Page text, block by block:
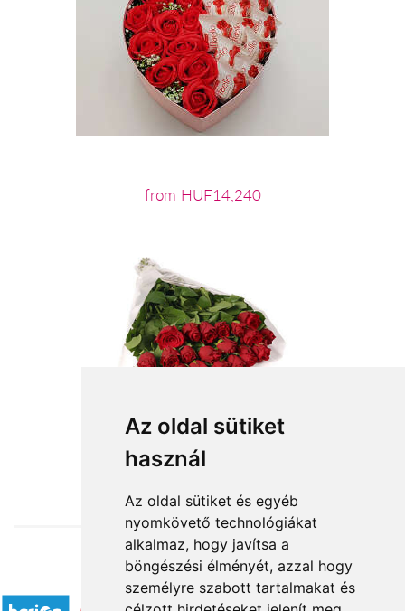
Az oldal sütiket
használ
Az oldal sütiket és egyéb
nyomkövető technológiákat
alkalmaz, hogy javítsa a
böngészési élményét, azzal hogy
személyre szabott tartalmakat és
from HUF14,240
from HUF55,200
Accepted payment methods